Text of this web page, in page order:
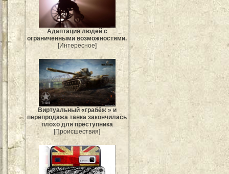
Адаптация людей с
ограниченными возможностями.
[Интересное]
Виртуальный «грабёж » и
перепродажа танка закончилась
плохо для преступника
[Происшествия]